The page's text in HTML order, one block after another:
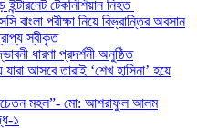
টেকনিশিয়ান নিহত
বাংলা পরীক্ষা নিয়ে বিভ্রান্তির অবসান
স্বীকৃত
ধারণা প্রদর্শনী অনুষ্ঠিত
আসবে তারাই ‘শেখ হাসিনা’ হয়ে
মহল”- মো: আশরাফুল আলম
১